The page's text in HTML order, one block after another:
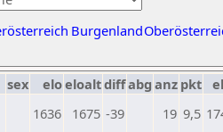
Burgenland
sex eloeloaltdiffabg anz pkt
1636 1675 -39 19 9,5